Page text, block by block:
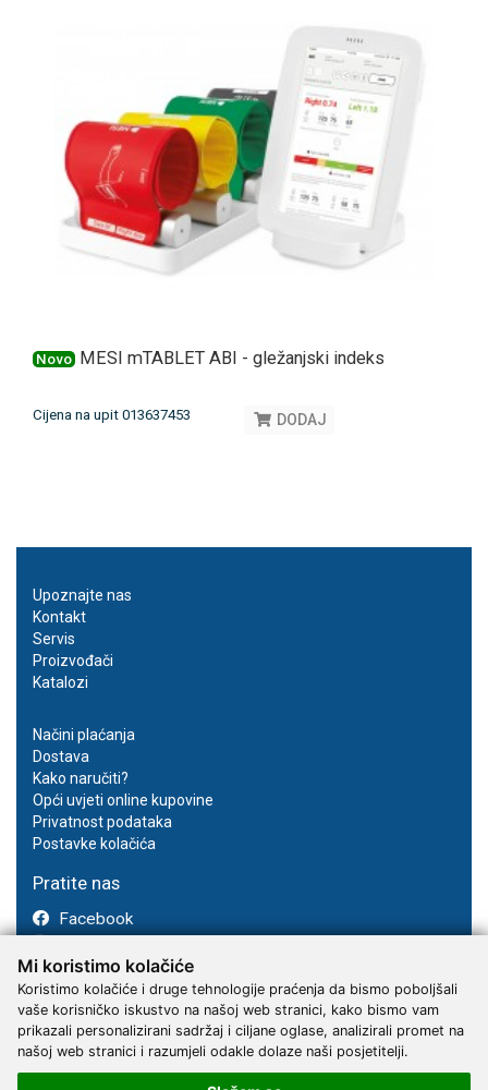
Mi koristimo kolačiće
Koristimo kolačiće i druge tehnologije praćenja da bismo poboljšali
vaše korisničko iskustvo na našoj web stranici, kako bismo vam
prikazali personalizirani sadržaj i ciljane oglase, analizirali promet na
našoj web stranici i razumjeli odakle dolaze naši posjetitelji.
Novo MESI mTABLET ABI - gležanjski indeks
Cijena na upit 013637453 DODAJ
Upoznajte nas
Kontakt
Servis
Proizvođači
Katalozi
Načini plaćanja
Dostava
Kako naručiti?
Opći uvjeti online kupovine
Privatnost podataka
Postavke kolačića
Pratite nas
Facebook
Youtube